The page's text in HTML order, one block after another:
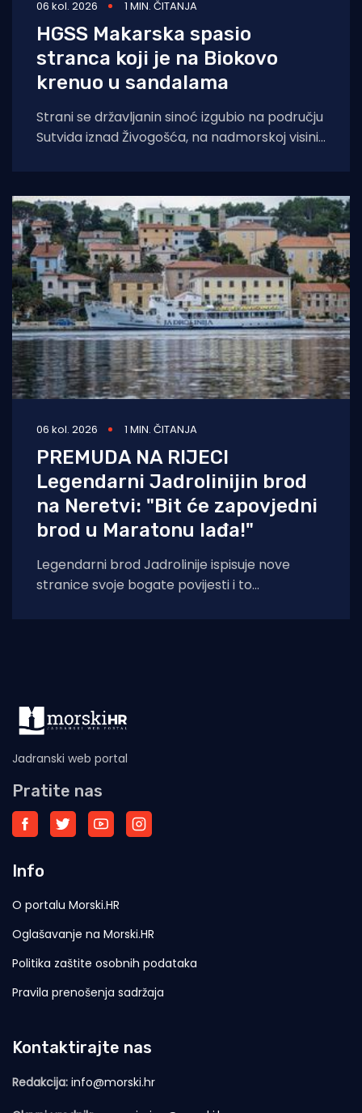
06 kol. 2026 1 MIN. ČITANJA
HGSS Makarska spasio
stranca koji je na Biokovo
krenuo u sandalama
Strani se državljanin sinoć izgubio na području
Sutvida iznad Živogošća, na nadmorskoj visini
06 kol. 2026 1 MIN. ČITANJA
PREMUDA NA RIJECI
Legendarni Jadrolinijin brod
na Neretvi: "Bit će zapovjedni
brod u Maratonu lađa!"
Legendarni brod Jadrolinije ispisuje nove
stranice svoje bogate povijesti i to
Jadranski web portal
Pratite nas
Info
O portalu Morski.HR
Oglašavanje na Morski.HR
Politika zaštite osobnih podataka
Pravila prenošenja sadržaja
Kontaktirajte nas
Redakcija: info@morski.hr